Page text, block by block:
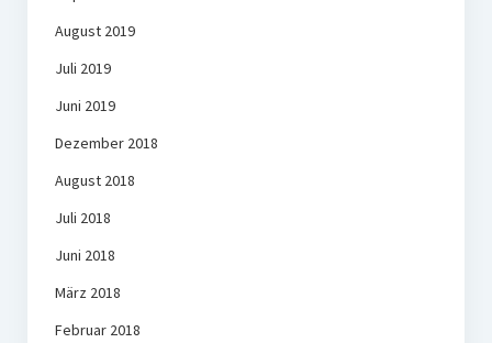
August 2019
Juli 2019
Juni 2019
Dezember 2018
August 2018
Juli 2018
Juni 2018
März 2018
Februar 2018